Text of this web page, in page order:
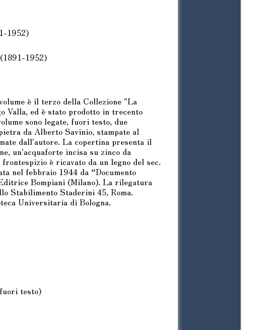
1952)
1952)
è il terzo della Collezione "La
Valla, ed è stato prodotto in trecento
sono legate, fuori testo, due
da Alberto Savinio, stampate al
dall'autore. La copertina presenta il
un'acquaforte incisa su zinco da
è ricavato da un legno del sec.
nel febbraio 1944 da “Documento
Bompiani (Milano). La rilegatura
Stabilimento Staderini 45, Roma.
Universitaria di Bologna.
testo)